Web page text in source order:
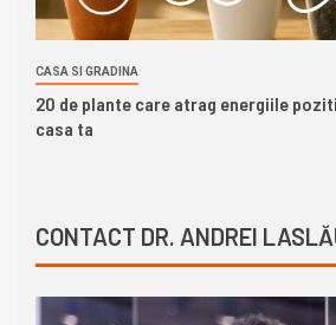
CASA SI GRADINA
20 de plante care atrag energiile
casa ta
CONTACT DR. ANDREI